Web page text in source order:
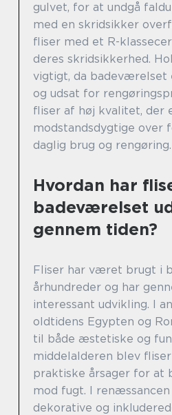
gulvet, for at undgå
med en skridsikker
fliser med et R-
deres skridsikkerhed.
vigtigt, da
og udsat for
fliser af høj kvalitet, der
modstandsdygtige over
daglig brug og rengøring.
Hvordan har
badeværelset
gennem tiden?
Fliser har været brugt i
århundreder og har
interessant udvikling. I
oldtidens Egypten og
til både æstetiske og
middelalderen blev
praktiske årsager for at
mod fugt. I
dekorative og